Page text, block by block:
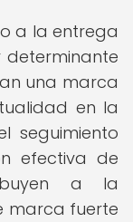
a la entrega
una marca
en la
seguimiento
efectiva de
a la
marca fuerte